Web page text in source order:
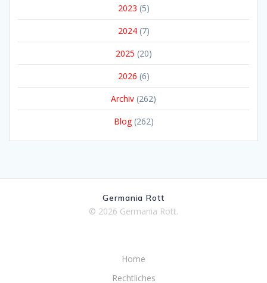
2023 (5)
2024(7)
2025 (20)
2026 (6)
Archiv (262)
Blog(262)
Germania Rott
© 2026 Germania Rott.
Home
Rechtliches